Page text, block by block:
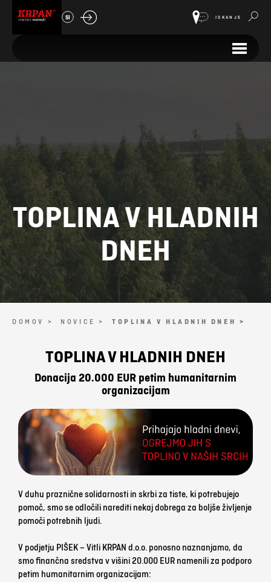
SI ISKANJE
TOPLINA V HLADNIH
DNEH
DOMOV > NOVICE > TOPLINA V HLADNIH DNEH >
TOPLINA V HLADNIH DNEH
Donacija 20.000 EUR petim humanitarnim
organizacijam
V duhu praznične solidarnosti in skrbi za tiste, ki potrebujejo
pomoč, smo se odločili narediti nekaj dobrega za boljše življenje
pomoči potrebnih ljudi.
V podjetju PIŠEK – Vitli KRPAN d.o.o. ponosno naznanjamo, da
smo finančna sredstva v višini 20.000 EUR namenili za podporo
petim humanitarnim organizacijam: